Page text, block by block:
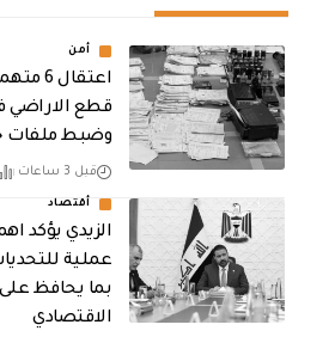
أمن
اعتقال
قطع الاراضي
وضبط ملفات
قبل 3 ساعات
أقتصاد
الزيدي يؤكد
عملية
بما يحافظ
الاقتصادي